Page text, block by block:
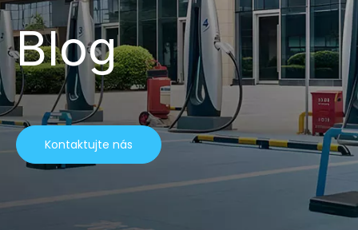
Blog
Kontaktujte nás